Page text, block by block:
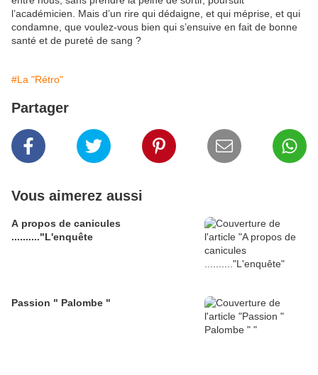
l’académicien. Mais d’un rire qui dédaigne, et qui méprise, et qui
condamne, que voulez-vous bien qui s’ensuive en fait de bonne
santé et de pureté de sang ?
#La "Rétro"
Partager
Vous aimerez aussi
A propos de canicules
.........."L'enquête
Passion " Palombe "